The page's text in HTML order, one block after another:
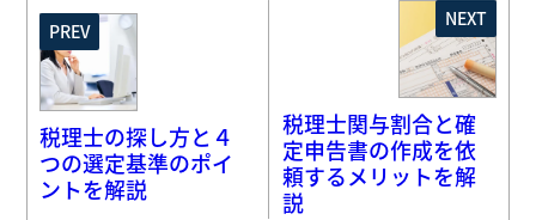
PREV
税理士の探し方と４
つの選定基準のポイ
ントを解説
NEXT
税理士関与割合と確
定申告書の作成を依
頼するメリットを解
説